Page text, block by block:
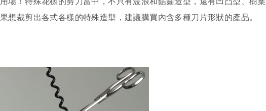
想裁剪出各式各樣的特殊造型，建議購買內含多種刀片形狀的產品。